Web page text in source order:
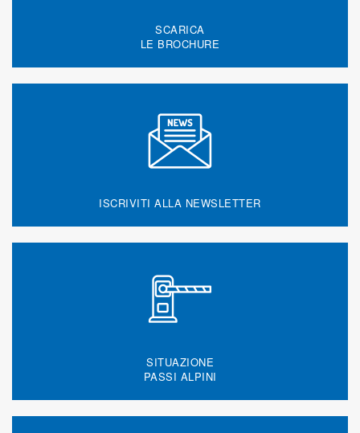
SCARICA
LE BROCHURE
ISCRIVITI ALLA NEWSLETTER
SITUAZIONE
PASSI ALPINI